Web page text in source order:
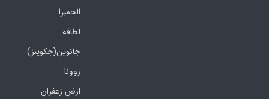
الحمبرا
لطافه
جانوین(جکوینز)
روونا
ارض زعفران